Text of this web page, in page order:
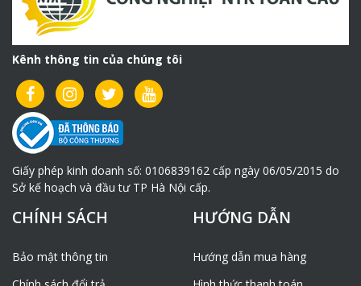
Kênh thông tin của chúng tôi
Giấy phép kinh doanh số: 0106839162 cấp ngày 06/05/2015 do
Sở kế hoạch và đầu tư TP Hà Nội cấp.
CHÍNH SÁCH
Bảo mật thông tin
HƯỚNG DẪN
Hướng dẫn mua hàng